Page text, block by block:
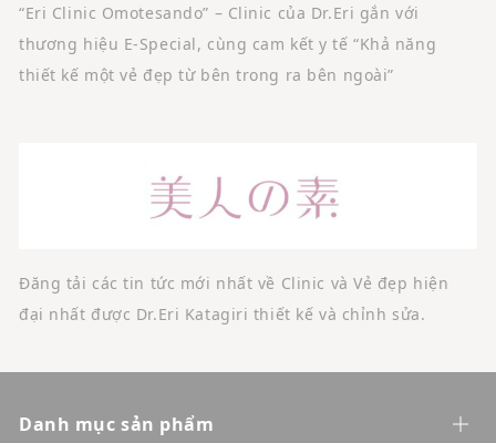
“Eri Clinic Omotesando” – Clinic của Dr.Eri gắn với
thương hiệu E-Special, cùng cam kết y tế “Khả năng
thiết kế một vẻ đẹp từ bên trong ra bên ngoài”
Đăng tải các tin tức mới nhất về Clinic và Vẻ đẹp hiện
đại nhất được Dr.Eri Katagiri thiết kế và chỉnh sửa.
Danh mục sản phẩm